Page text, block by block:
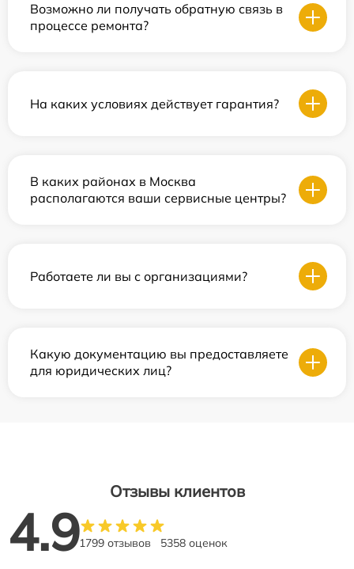
Возможно ли получать обратную связь в
процессе ремонта?
На каких условиях действует гарантия?
В каких районах в Москва
располагаются ваши сервисные центры?
Работаете ли вы с организациями?
Какую документацию вы предоставляете
для юридических лиц?
Отзывы клиентов
4.91799 отзывов 5358 оценок